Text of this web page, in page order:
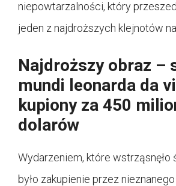
niepowtarzalności, który
jeden z najdroższych klejnotów
Najdroższy obraz –
mundi leonarda da
kupiony za 450
dolarów
Wydarzeniem, które wstrząsnęło
było zakupienie przez